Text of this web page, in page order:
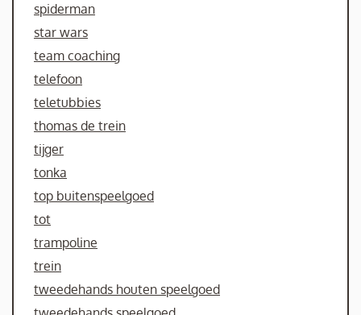
spiderman
star wars
team coaching
telefoon
teletubbies
thomas de trein
tijger
tonka
top buitenspeelgoed
tot
trampoline
trein
tweedehands houten speelgoed